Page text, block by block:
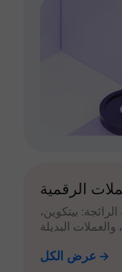
الرقمية
بيتكوين،
والعملات البديلة
عرض الكل